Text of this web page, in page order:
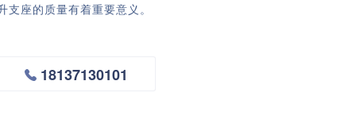
座的质量有着重要意义。
18137130101